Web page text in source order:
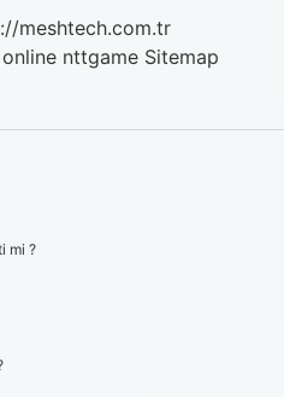
meshtech.com.tr
nttgame Sitemap
mi ?